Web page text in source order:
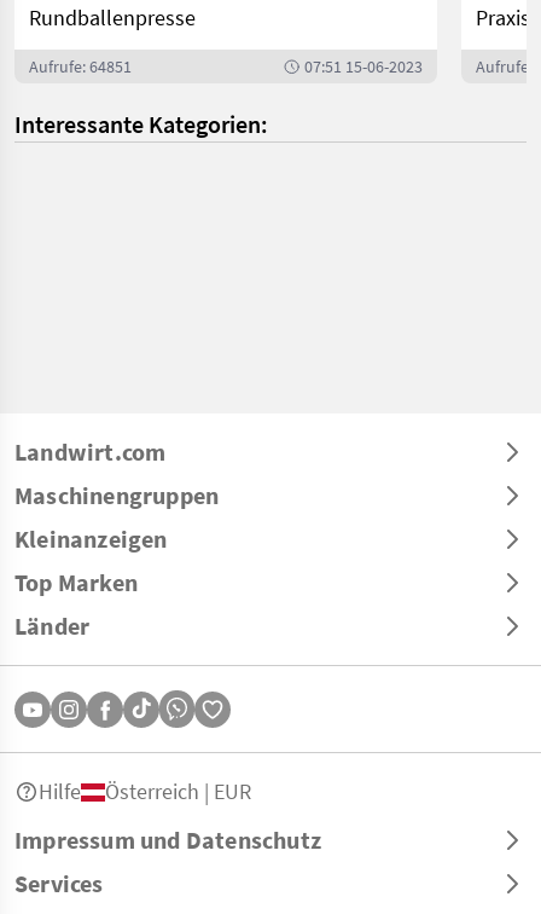
Rundballenpresse
Aufrufe: 64851 07:51 15-06-2023 Aufrufe:
Interessante Kategorien:
Landwirt.com
Maschinengruppen
Kleinanzeigen
Top Marken
Länder
Impressum und Datenschutz
Services
Hilfe Österreich | EUR